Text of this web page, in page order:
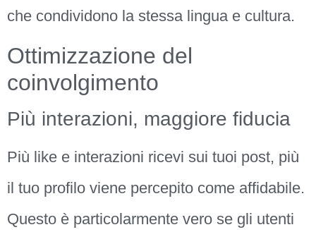
che condividono la stessa lingua e cultura.
Ottimizzazione del
coinvolgimento
Più interazioni, maggiore fiducia
Più like e interazioni ricevi sui tuoi post, più
il tuo profilo viene percepito come affidabile.
Questo è particolarmente vero se gli utenti